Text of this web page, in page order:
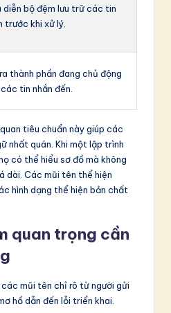
diễn bộ đệm lưu trữ các tin
trước khi xử lý.
thành phần đang chủ động
tin nhắn đến.
tiêu chuẩn này giúp các
nhất quán. Khi một lập trình
có thể hiểu sơ đồ mà không
dài. Các mũi tên thể hiện
hình dạng thể hiện bản chất
quan trọng cần
mũi tên chỉ rõ từ người gửi
hồ dẫn đến lỗi triển khai.